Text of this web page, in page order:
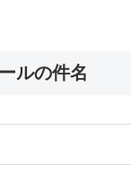
ルの件名